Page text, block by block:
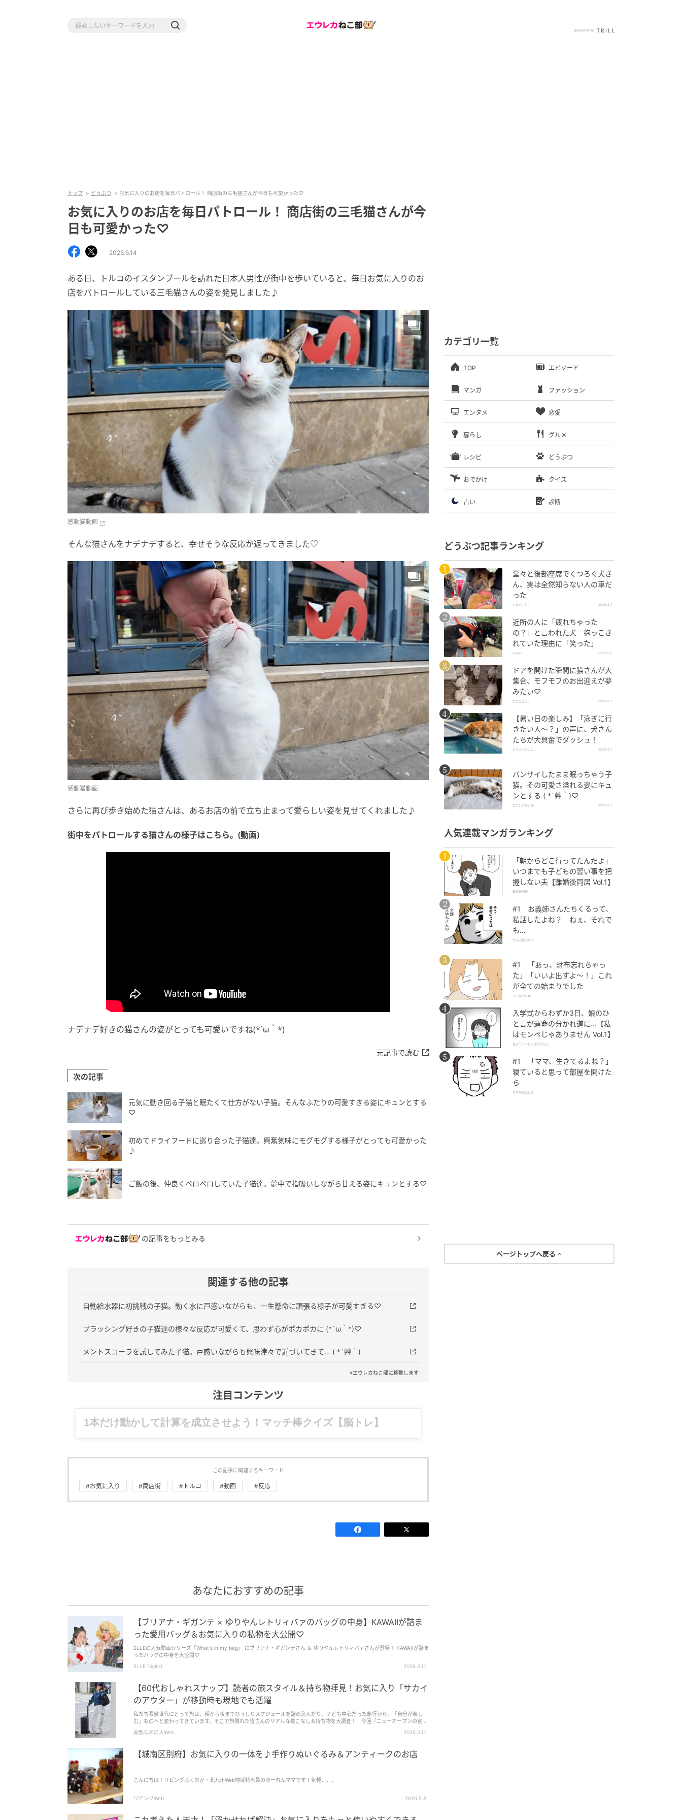
トップ どうぶつ お気に入りのお店を毎日パトロール！ 商店街の三毛猫さんが今日も可愛かった♡
お気に入りのお店を毎日パトロール！ 商店街の三毛猫さんが今
日も可愛かった♡
2026.6.14
ある日、トルコのイスタンブールを訪れた日本人男性が街中を歩いていると、毎日お気に入りのお
店をパトロールしている三毛猫さんの姿を発見しました♪
感動猫動画
そんな猫さんをナデナデすると、幸せそうな反応が返ってきました♡
感動猫動画
さらに再び歩き始めた猫さんは、あるお店の前で立ち止まって愛らしい姿を見せてくれました♪
街中をパトロールする猫さんの様子はこちら。(動画)
ナデナデ好きの猫さんの姿がとっても可愛いですね(*´ω｀*)
元記事で読む
次の記事
元気に動き回る子猫と眠たくて仕方がない子猫。そんなふたりの可愛すぎる姿にキュンとする
♡
初めてドライフードに巡り合った子猫達。興奮気味にモグモグする様子がとっても可愛かった
♪
ご飯の後、仲良くペロペロしていた子猫達。夢中で指吸いしながら甘える姿にキュンとする♡
の記事をもっとみる
関連する他の記事
自動給水器に初挑戦の子猫。動く水に戸惑いながらも、一生懸命に頑張る様子が可愛すぎる♡
ブラッシング好きの子猫達の様々な反応が可愛くて、思わず心がポカポカに (*´ω｀*)♡
メントスコーラを試してみた子猫。戸惑いながらも興味津々で近づいてきて… ( *´艸｀)
※エウレカねこ部に移動します
注目コンテンツ
グルメ、ギャグ、子育て、旅行記……全部、読めます。
この記事に関連するキーワード
#お気に入り #商店街 #トルコ #動画 #反応
あなたにおすすめの記事
【ブリアナ・ギガンテ × ゆりやんレトリィバァのバッグの中身】KAWAIIが詰ま
った愛用バッグ＆お気に入りの私物を大公開♡
ELLEの人気動画シリーズ「What's in my bag」 にブリアナ・ギガンテさん ＆ ゆりやんレトリィバァさんが登場！ KAWAIIが詰ま
ったバッグの中身を大公開♡
ELLE Digital
2026.5.11
【60代おしゃれスナップ】読者の旅スタイル＆持ち物拝見！お気に入り「サカイ
のアウター」が移動時も現地でも活躍
私たち素敵世代にとって旅は、朝から夜までびっしりスケジュールを詰め込んだり、子ども中心だった旅行から、「自分が楽し
む」ものへと変わってきています。そこで旅慣れた皆さんのリアルな着こなし＆持ち物を大調査！ 今回「ニューオープンの宮古
素敵なあの人Web 2026.5.11
【城南区別府】お気に入りの一体を♪手作りぬいぐるみ＆アンティークのお店
こんにちは！リビングふくおか・北九州Web地域特派員のゆーれんママです！気軽．．．
リビングWeb 2026.5.8
カテゴリ一覧
TOP エピソード
マンガ ファッション
エンタメ 恋愛
暮らし グルメ
レシピ どうぶつ
おでかけ クイズ
占い 診断
どうぶつ記事ランキング
堂々と後部座席でくつろぐ犬さ
ん、実は全然知らない人の車だ
った
いぬのこと。 2026.8.7
近所の人に「疲れちゃった
の？」と言われた犬 抱っこさ
れていた理由に「笑った」
grape 2026.8.6
ドアを開けた瞬間に猫さんが大
集合、モフモフのお出迎えが夢
みたい♡
ねこのこと。 2026.8.7
【暑い日の楽しみ】「泳ぎに行
きたい人〜？」の声に、犬さん
たちが大興奮でダッシュ！
どうぶつのこと。 2026.8.7
バンザイしたまま眠っちゃう子
猫。その可愛さ溢れる姿にキュ
ンとする ( *´艸｀)♡
エウレカねこ部 2026.8.7
人気連載マンガランキング
「朝からどこ行ってたんだよ」
いつまでも子どもの習い事を把
握しない夫【離婚後同居 Vol.1】
離婚後同居
#1 お義姉さんたちくるって、
私話したよね？ ねぇ、それで
も…
ぜんぶ私のせい
#1 「あっ、財布忘れちゃっ
た」「いいよ出すよ〜！」これ
が全ての始まりでした
ママ友の財布
入学式からわずか3日、娘のひ
と言が運命の分かれ道に…【私
はモンペじゃありません Vol.1】
私はモンペじゃありません
#1 「ママ、生きてるよね？」
寝ていると思って部屋を開けた
ら
ママが家出した
ページトップへ戻る